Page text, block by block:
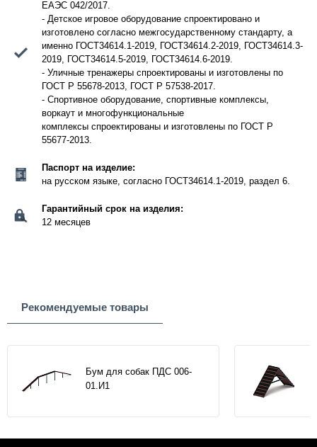
ЕАЭС 042/2017.
- Детское игровое оборудование спроектировано и
изготовлено согласно межгосударственному стандарту, а
именно ГОСТ34614.1-2019, ГОСТ34614.2-2019, ГОСТ34614.3-
2019, ГОСТ34614.5-2019, ГОСТ34614.6-2019.
- Уличные тренажеры спроектированы и изготовлены по
ГОСТ Р 55678-2013, ГОСТ Р 57538-2017.
- Спортивное оборудование, спортивные комплексы,
воркаут и многофункциональные
комплексы спроектированы и изготовлены по ГОСТ Р
55677-2013.
Паспорт на изделие:
на русском языке, согласно ГОСТ34614.1-2019, раздел 6.
Гарантийный срок на изделия:
12 месяцев
Рекомендуемые товары
Бум для собак ПДС 006-
01.И1